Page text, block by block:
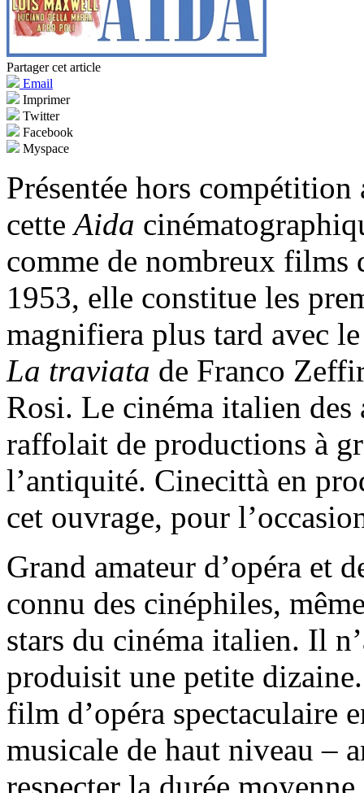
Partager cet article
Email
Imprimer
Twitter
Facebook
Myspace
Présentée hors
cetteAida
comme de nombreux films
1953, elle constitue les
magnifiera plus tard avec
La traviata de Franco
Rosi. Le cinéma italien des
raffolait de productions à
l’antiquité. Cinecittà en
cet ouvrage, pour
Grand amateur d’opéra et
connu des cinéphiles,
stars du cinéma italien. Il
produisit une petite
film d’opéra spectaculaire
musicale de haut niveau –